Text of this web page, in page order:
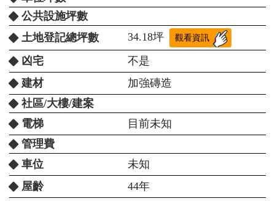
公共設施坪數
土地登記總坪數
34.18坪 觀看資訊
凶宅
不是
建材
加強磚造
社區/大樓/建案
電梯
目前未知
管理費
車位
未知
屋齡
44年